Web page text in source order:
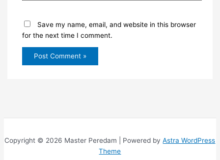
Save my name, email, and website in this browser
for the next time I comment.
Copyright © 2026 Master Peredam | Powered byAstra WordPress
Theme